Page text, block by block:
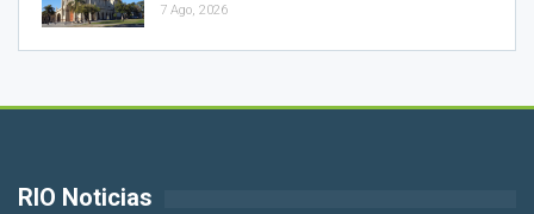
7 Ago, 2026
RIO Noticias